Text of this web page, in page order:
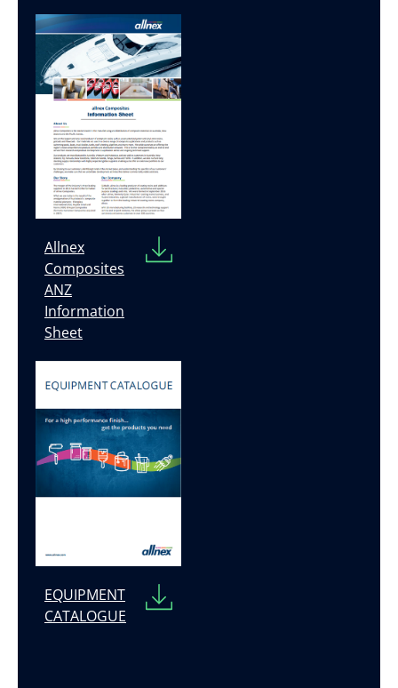
Allnex
Composites
ANZ
Information
Sheet
EQUIPMENT
CATALOGUE